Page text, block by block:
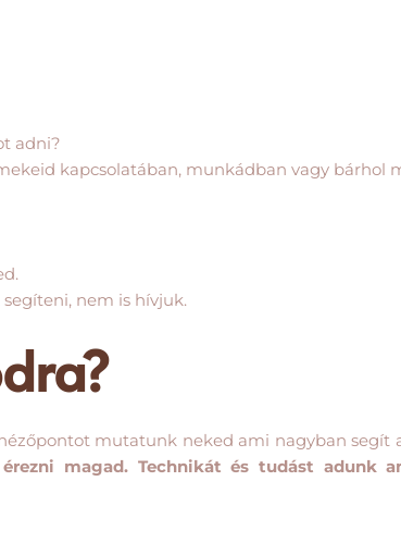
adni?
kapcsolatában, munkádban vagy bárhol
nem is hívjuk.
mutatunk neked ami nagyban segít
magad. Technikát és tudást adunk